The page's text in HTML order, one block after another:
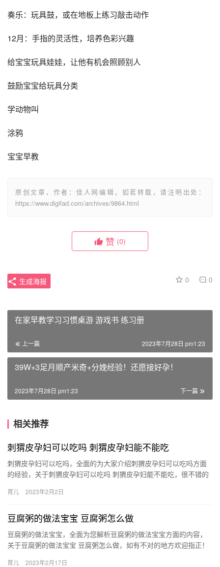
奏乐：玩具鼓，或在地板上练习敲击动作
12月：手指的灵活性，培养色彩兴趣
给宝宝玩具娃娃，让他有机会照顾别人
鼓励宝宝给玩具分类
学动物叫
涂鸦
宝宝早教
原创文章，作者：佳人网编辑，如若转载，请注明出处：
https://www.digifad.com/archives/9864.html
赞 (0)
0 0
生成海报
在家早教学习习惯桌游 游戏书 练习册
上一篇 2023年7月28日 pm1:23
39W+3足月顺产米奇+分娩经验！还愿接好孕！
下一篇
2023年7月28日 pm1:23
相关推荐
刺猬皮孕妇可以吃吗 刺猬皮孕妇能不能吃
刺猬皮孕妇可以吃吗，全面的为大家介绍刺猬皮孕妇可以吃吗方面
的经验，关于刺猬皮孕妇可以吃吗 刺猬皮孕妇能不能吃，很不错的
猬…
育儿 2023年2月2日
豆腐粥的做法宝宝 豆腐粥怎么做
豆腐粥的做法宝宝，全面为您解析豆腐粥的做法宝宝方面的内容，
关于豆腐粥的做法宝宝 豆腐粥怎么做，如有不对的地方欢迎指正！
育儿 2023年2月17日